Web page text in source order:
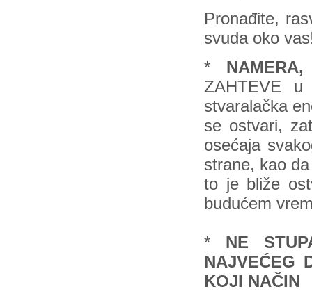
Pronađite,
svuda oko
*
ZAHTEVE
stvaralačka
se ostvari,
osećaja
strane, kao
to je bliže
budućem
*
NE
NAJVEĆEG
KOJI NAČIN